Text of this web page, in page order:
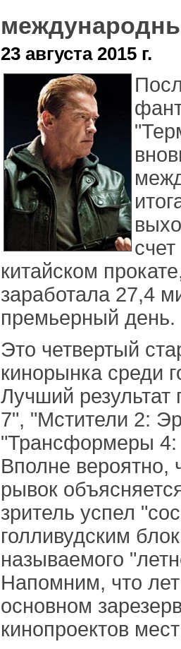
23 августа 2015 г.
китайском
заработала 27,4
премьерный день.
Это четвертый
кинорынка среди
Лучший результат
7", "Мстители 2:
"Трансформеры 4:
Вполне вероятно,
рывок
зритель успел
голливудским
называемого
Напомним, что
основном
кинопроектов